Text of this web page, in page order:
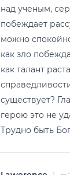
над ученым,
побеждает
можно
как зло
как талант
существует?
герою это не
Трудно быть